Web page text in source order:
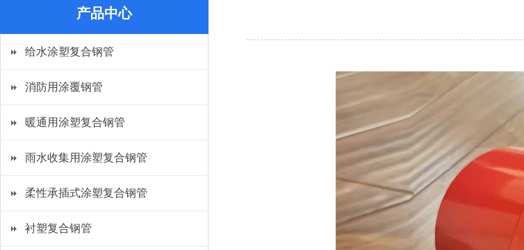
产品中心
给水涂塑复合钢管
消防用涂覆钢管
暖通用涂塑复合钢管
雨水收集用涂塑复合钢管
柔性承插式涂塑复合钢管
衬塑复合钢管